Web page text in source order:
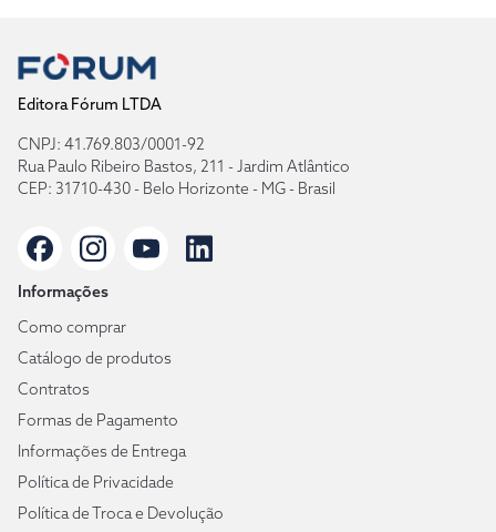
Editora Fórum LTDA
CNPJ: 41.769.803/0001-92
Rua Paulo Ribeiro Bastos, 211 - Jardim Atlântico
CEP: 31710-430 - Belo Horizonte - MG - Brasil
Informações
Como comprar
Catálogo de produtos
Contratos
Formas de Pagamento
Informações de Entrega
Política de Privacidade
Política de Troca e Devolução